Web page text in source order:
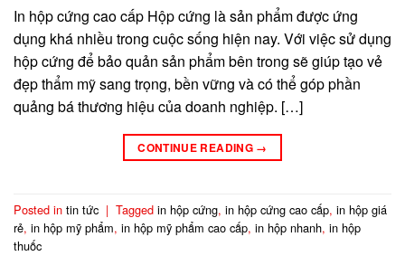
In hộp cứng cao cấp Hộp cứng là sản phẩm được ứng
dụng khá nhiều trong cuộc sống hiện nay. Với việc sử dụng
hộp cứng để bảo quản sản phẩm bên trong sẽ giúp tạo vẻ
đẹp thẩm mỹ sang trọng, bền vững và có thể góp phần
quảng bá thương hiệu của doanh nghiệp. […]
CONTINUE READING →
Posted in tin tức | Tagged in hộp cứng, in hộp cứng cao cấp, in hộp giá
rẻ, in hộp mỹ phẩm, in hộp mỹ phẩm cao cấp, in hộp nhanh, in hộp
thuốc